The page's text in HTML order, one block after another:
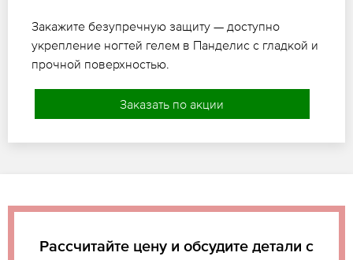
Закажите безупречную защиту — доступно
укрепление ногтей гелем в Панделис с гладкой и
прочной поверхностью.
Заказать по акции
Рассчитайте цену и обсудите детали с